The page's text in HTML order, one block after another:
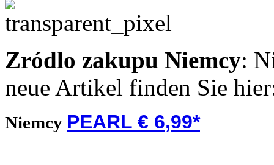
Zródlo zakupu Niemcy:
neue Artikel finden Sie
Niemcy PEARL € 6,99*